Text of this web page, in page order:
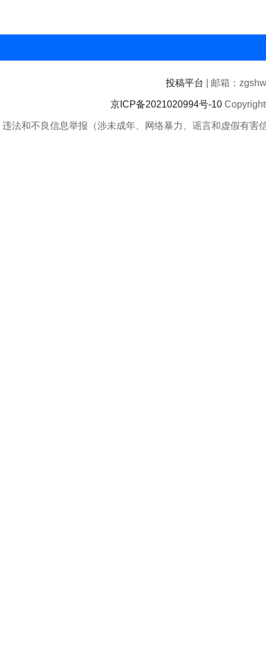
投稿平台 | 邮箱：
京ICP备2021020994号-10
违法和不良信息举报（涉未成年、网络暴力、谣言和虚假有